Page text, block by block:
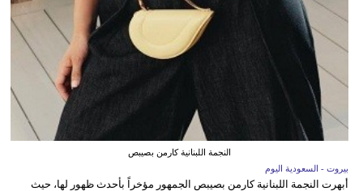
النجمة اللبنانية كارمن بصيبص
بيروت - السعودية اليوم
أبهرت النجمة اللبنانية كارمن بصيبص الجمهور مؤخراً بأحدث ظهور لها، حيث